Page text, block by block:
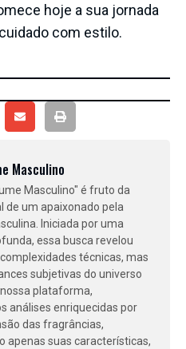
hoje a sua jornada
com estilo.
Masculino
Masculino" é fruto da
de um apaixonado pela
Iniciada por uma
essa busca revelou
técnicas, mas
subjetivas do universo
plataforma,
análises enriquecidas por
das fragrâncias,
apenas suas características,